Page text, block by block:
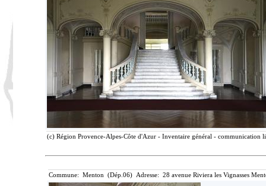
(c) Région Provence-Alpes-Côte d'Azur - Inventaire général - communication
Commune: Menton (Dép.06) Adresse: 28 avenue Riviera les Vignasses